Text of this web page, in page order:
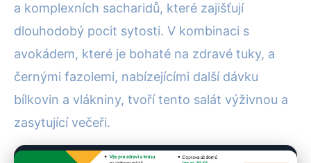
a komplexních sacharidů, které zajišťují
dlouhodobý pocit sytosti. V kombinaci s
avokádem, které je bohaté na zdravé tuky, a
černými fazolemi, nabízejícími další dávku
bílkovin a vlákniny, tvoří tento salát výživnou a
zasytující večeři.